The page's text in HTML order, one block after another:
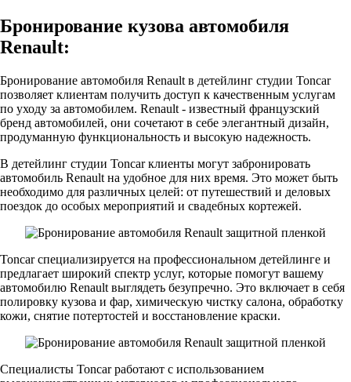
Бронирование кузова автомобиля
Renault:
Бронирование автомобиля Renault в детейлинг студии Toncar
позволяет клиентам получить доступ к качественным услугам
по уходу за автомобилем. Renault - известный французский
бренд автомобилей, они сочетают в себе элегантный дизайн,
продуманную функциональность и высокую надежность.
В детейлинг студии Toncar клиенты могут забронировать
автомобиль Renault на удобное для них время. Это может быть
необходимо для различных целей: от путешествий и деловых
поездок до особых мероприятий и свадебных кортежей.
Toncar специализируется на профессиональном детейлинге и
предлагает широкий спектр услуг, которые помогут вашему
автомобилю Renault выглядеть безупречно. Это включает в себя
полировку кузова и фар, химическую чистку салона, обработку
кожи, снятие потертостей и восстановление краски.
Специалисты Toncar работают с использованием